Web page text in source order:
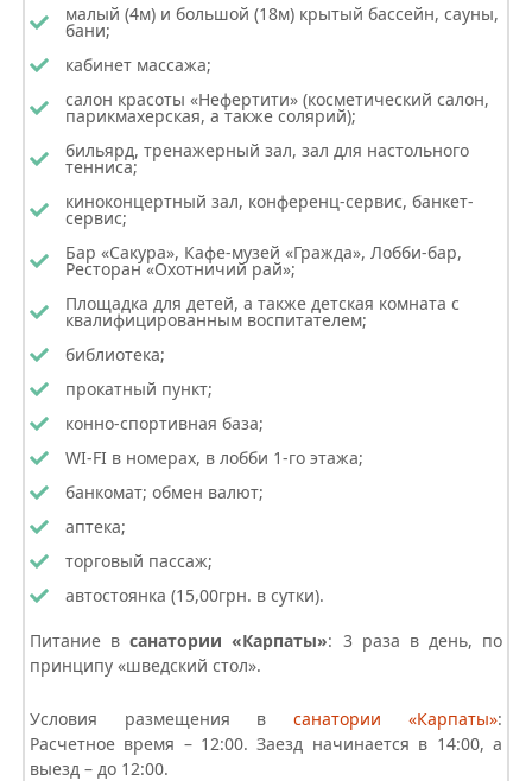
малый (4м) и большой (18м) крытый бассейн, сауны,
бани;
кабинет массажа;
салон красоты «Нефертити» (косметический салон,
парикмахерская, а также солярий);
бильярд, тренажерный зал, зал для настольного
тенниса;
киноконцертный зал, конференц-сервис, банкет-
сервис;
Бар «Сакура», Кафе-музей «Гражда», Лобби-бар,
Ресторан «Охотничий рай»;
Площадка для детей, а также детская комната с
квалифицированным воспитателем;
библиотека;
прокатный пункт;
конно-спортивная база;
WI-FI в номерах, в лобби 1-го этажа;
банкомат; обмен валют;
аптека;
торговый пассаж;
автостоянка (15,00грн. в сутки).
Питание всанатории «Карпаты»: 3 раза в день, по
принципу «шведский стол».
Условия размещения всанатории «Карпаты»:
Расчетное время – 12:00. Заезд начинается в 14:00, а
выезд – до 12:00.